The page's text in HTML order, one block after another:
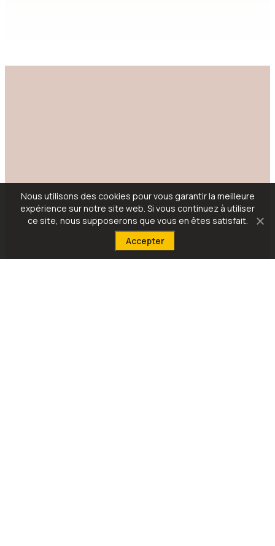
Nous utilisons des cookies pour vous garantir la meilleure
expérience sur notre site web. Si vous continuez à utiliser
ce site, nous supposerons que vous en êtes satisfait.
Accepter